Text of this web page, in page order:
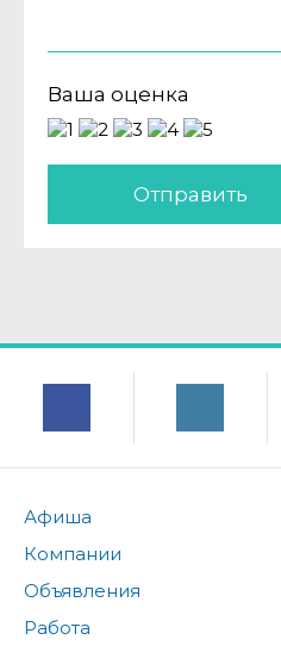
Ваша оценка
Отправить
Афиша
Компании
Объявления
Работа